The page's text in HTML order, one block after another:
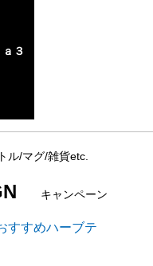
３
ル/マグ/雑貨etc.
キャンペーン
すすめハーブテ